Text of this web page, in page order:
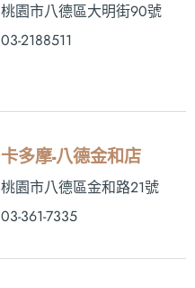
桃園市八德區大明街90號
03-2188511
卡多摩-八德金和店
桃園市八德區金和路21號
03-361-7335